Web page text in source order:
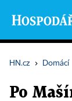
HN.cz › Domácí
Po